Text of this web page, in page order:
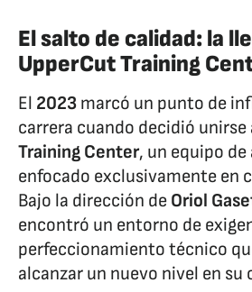
El salto de calidad: la
UpperCut Training
El 2023 marcó un punto de
carrera cuando decidió unirse
Training Center, un equipo
enfocado exclusivamente en
Bajo la dirección de Oriol
encontró un entorno de
perfeccionamiento técnico
alcanzar un nuevo nivel en su